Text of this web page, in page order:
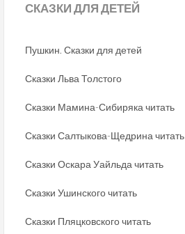
СКАЗКИДЛЯ ДЕТЕЙ
Пушкин. Сказки для детей
Сказки Льва Толстого
Сказки Мамина-Сибиряка читать
Сказки Салтыкова-Щедрина читать
Сказки Оскара Уайльда читать
Сказки Ушинского читать
Сказки Пляцковского читать